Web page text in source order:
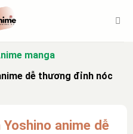
manga
dễ thương đỉnh nóc
anime dễ